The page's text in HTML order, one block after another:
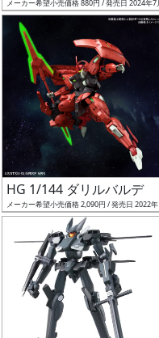
ラ
リ
り
価
格
改
定
予
メーカー希望小売価格 880円 / 発売日 2024年7
HG 1/144 ダリルバルデ
メーカー希望小売価格 2,090円 / 発売日 2022